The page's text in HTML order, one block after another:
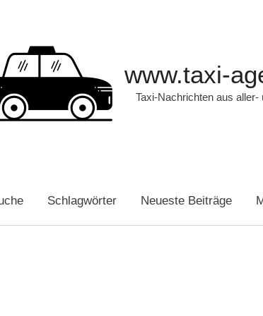
www.taxi-
Taxi-Nachrichten aus aller-
Schlagwörter Neueste Beiträge